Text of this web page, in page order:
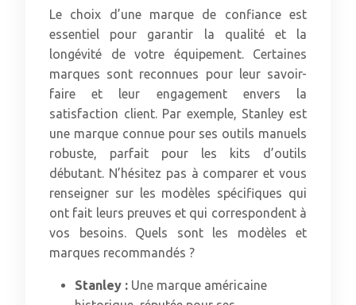
Le choix d’une marque de confiance est
essentiel pour garantir la qualité et la
longévité de votre équipement. Certaines
marques sont reconnues pour leur savoir-
faire et leur engagement envers la
satisfaction client. Par exemple, Stanley est
une marque connue pour ses outils manuels
robuste, parfait pour les kits d’outils
débutant. N’hésitez pas à comparer et vous
renseigner sur les modèles spécifiques qui
ont fait leurs preuves et qui correspondent à
vos besoins. Quels sont les modèles et
marques recommandés ?
Stanley : Une marque américaine